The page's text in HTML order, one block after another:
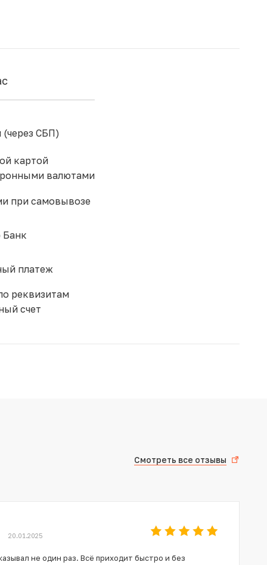
СБП)
картой
валютами
при самовывозе
Банк
платеж
реквизитам
счет
Смотреть все отзывы
20.01.2025
не один раз. Всё приходит быстро и без